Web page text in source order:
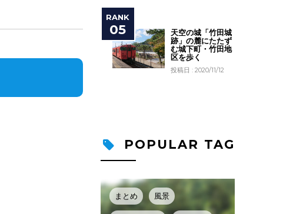
天空の城「竹田城
跡」の麓にたたず
む城下町・竹田地
区を歩く
投稿日 : 2020/11/12
POPULAR TAG
まとめ 風景